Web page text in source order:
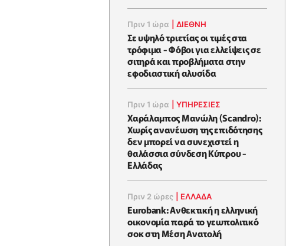
Πριν 1 ώρα |ΔΙΕΘΝΗ
Σε υψηλό τριετίας οι τιμές στα
τρόφιμα - Φόβοι για ελλείψεις σε
σιτηρά και προβλήματα στην
εφοδιαστική αλυσίδα
Πριν 1 ώρα |ΥΠΗΡΕΣΙΕΣ
Χαράλαμπος Μανώλη (Scandro):
Χωρίς ανανέωση της επιδότησης
δεν μπορεί να συνεχιστεί η
θαλάσσια σύνδεση Κύπρου -
Ελλάδας
Πριν 2 ώρες ΕΛΛΆΔΑ
Eurobank: Ανθεκτική η ελληνική
οικονομία παρά το γεωπολιτικό
σοκ στη Μέση Ανατολή